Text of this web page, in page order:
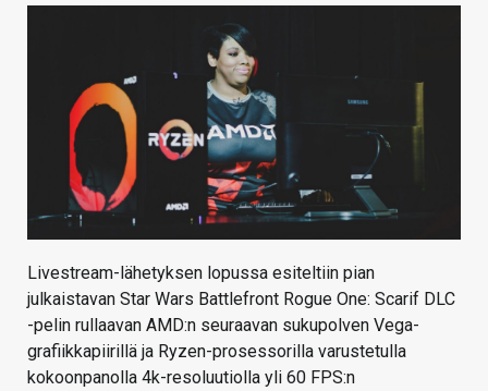
Livestream-lähetyksen lopussa esiteltiin pian
julkaistavan Star Wars Battlefront Rogue One: Scarif DLC
-pelin rullaavan AMD:n seuraavan sukupolven Vega-
grafiikkapiirillä ja Ryzen-prosessorilla varustetulla
kokoonpanolla 4k-resoluutiolla yli 60 FPS:n